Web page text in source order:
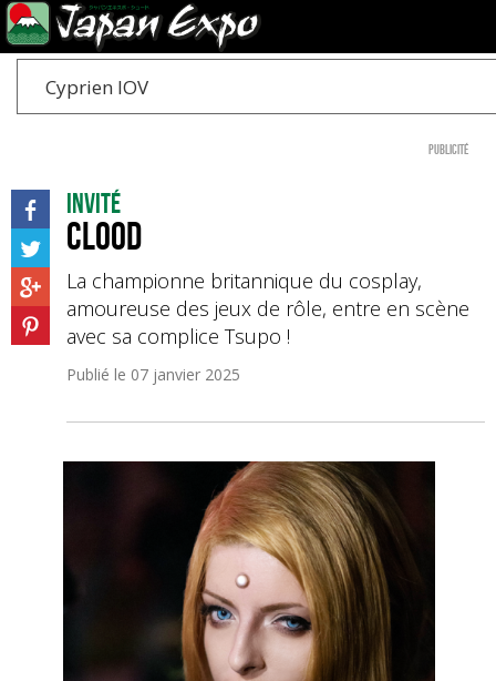
Cyprien IOV
Publicité
Invité
Clood
La championne britannique du cosplay,
amoureuse des jeux de rôle, entre en scène
avec sa complice Tsupo !
Publié le 07 janvier 2025